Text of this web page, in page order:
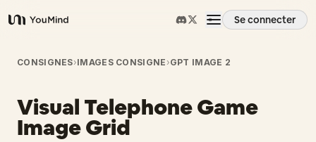
YouMind
Se connecter
Aperçu
Cas d'usage
CONSIGNES›IMAGES CONSIGNE ›GPT IMAGE 2
Visual Telephone Game
Image Grid